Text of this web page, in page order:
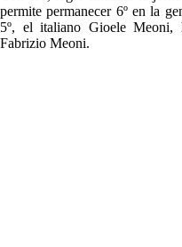
permite permanecer 6º en la
5º, el italiano Gioele Meoni,
Fabrizio Meoni.